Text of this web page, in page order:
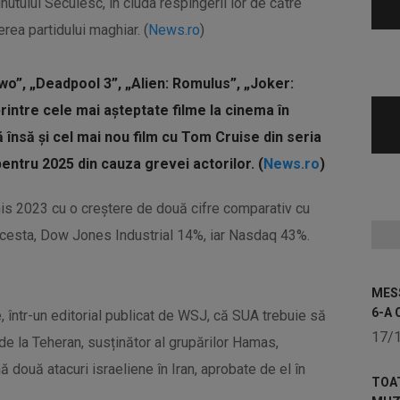
partidului maghiar. (News.ro)
„Deadpool 3”, „Alien: Romulus”, „Joker:
cele mai așteptate filme la cinema în
și cel mai nou film cu Tom Cruise din seria
2025 din cauza grevei actorilor. (News.ro)
2023 cu o creștere de două cifre comparativ cu
Dow Jones Industrial 14%, iar Nasdaq 43%.
un editorial publicat de WSJ, că SUA trebuie să
la Teheran, susținător al grupărilor Hamas,
două atacuri israeliene în Iran, aprobate de el în
6-A
17/